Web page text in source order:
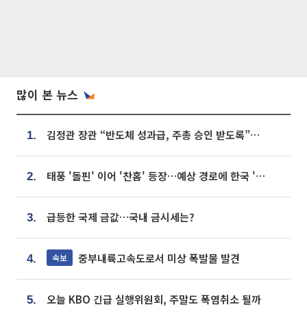
많이 본 뉴스
1. 김정관 장관 “반도체 성과급, 주총 승인 받도록”…상법·자본시장법 개정 시사
2. 태풍 '돌핀' 이어 '찬홈' 등장…예상 경로에 한국 '한숨'
3. 급등한 국제 금값…국내 금시세는?
4. 속보 중부내륙고속도로서 미상 폭발물 발견
5. 오늘 KBO 긴급 실행위원회, 주말도 폭염취소 될까